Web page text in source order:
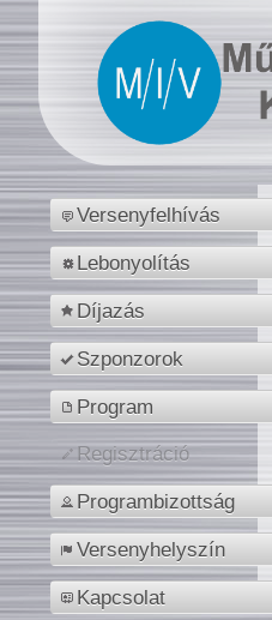
Versenyfelhívás
Lebonyolítás
Díjazás
Szponzorok
Program
Regisztráció
Programbizottság
Versenyhelyszín
Kapcsolat